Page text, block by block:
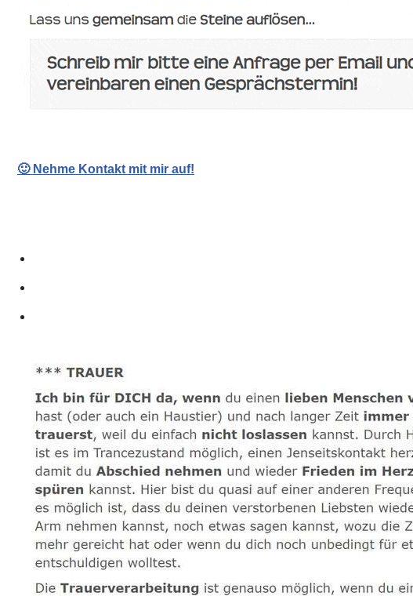
🙂 Nehme Kontakt mit mir auf!